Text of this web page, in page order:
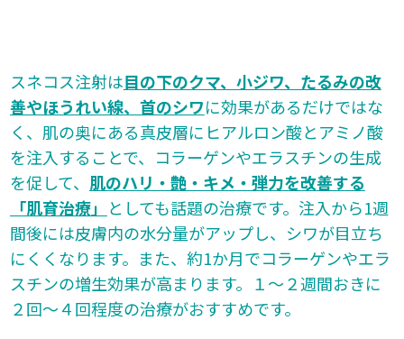
スネコス注射は目の下のクマ、小ジワ、たるみの改
善やほうれい線、首のシワに効果があるだけではな
く、肌の奥にある真皮層にヒアルロン酸とアミノ酸
を注入することで、コラーゲンやエラスチンの生成
を促して、 肌のハリ・艶・キメ・弾力を改善する
「肌育治療」 としても話題の治療です。注入から1週
間後には皮膚内の水分量がアップし、シワが目立ち
にくくなります。また、約1か月でコラーゲンやエラ
スチンの増生効果が高まります。１～２週間おきに
２回～４回程度の治療がおすすめです。